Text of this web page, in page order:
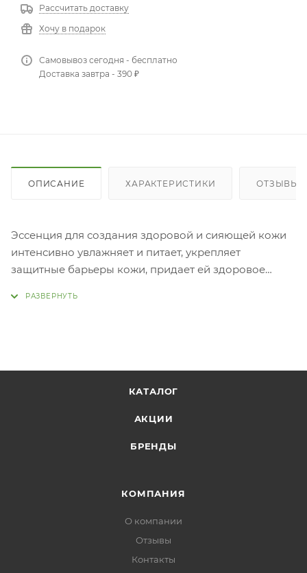
Рассчитать доставку
Хочу в подарок
Самовывоз сегодня - бесплатно
Доставка завтра - 390 ₽
ОПИСАНИЕ ХАРАКТЕРИСТИКИ ОТЗЫВЫ
Эссенция для создания здоровой и сияющей кожи
интенсивно увлажняет и питает, укрепляет
защитные барьеры кожи, придает ей здоровое
липкости, улучшает впитывание последующих
Нанести необходимое количество средства на
очищенную, тонизированную кожу.
КАТАЛОГ
АКЦИИ
БРЕНДЫ
КОМПАНИЯ
О компании
Отзывы
Контакты